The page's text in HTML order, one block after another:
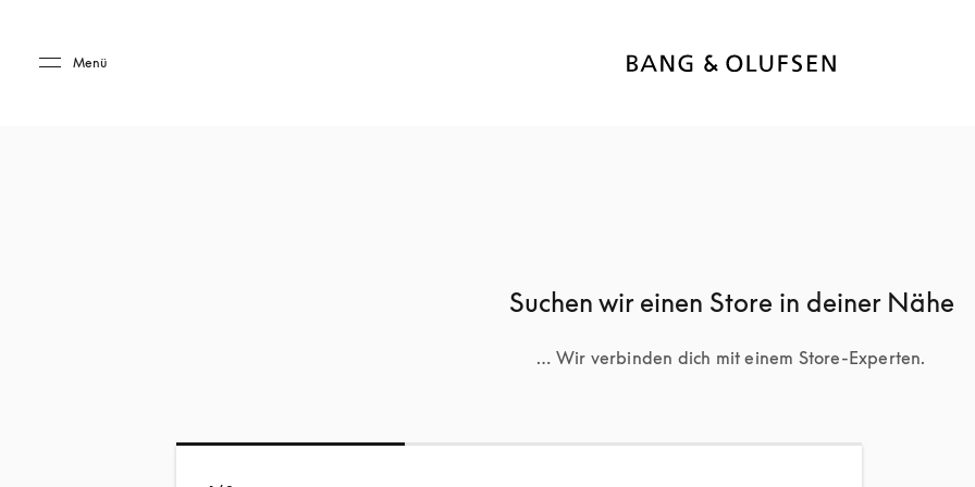
Menü
Suchen wir einen Store in deiner Nähe
… Wir verbinden dich mit einem Store-Experten.